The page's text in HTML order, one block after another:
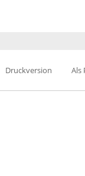
Druckversion Als